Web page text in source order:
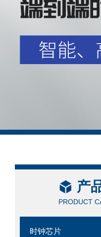
产
PRODUCT
时钟芯片